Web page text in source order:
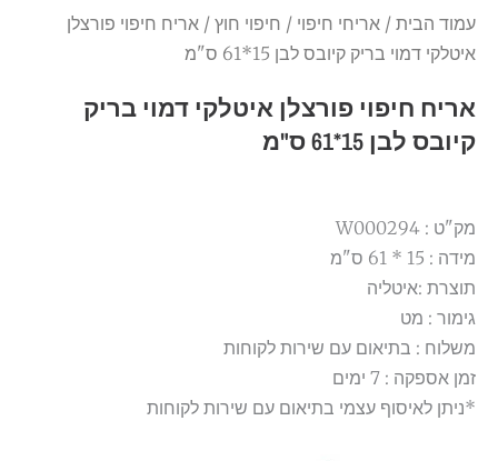
עמוד הבית / אריחי חיפוי / חיפוי חוץ / אריח חיפוי פורצלן
איטלקי דמוי בריק קיובס לבן 15*61 ס"מ
אריח חיפוי פורצלן איטלקי דמוי בריק
קיובס לבן 15*61 ס"מ
מק"ט : W000294
מידה : 15 * 61 ס"מ
תוצרת :איטליה
גימור : מט
משלוח : בתיאום עם שירות לקוחות
זמן אספקה : 7 ימים
*ניתן לאיסוף עצמי בתיאום עם שירות לקוחות